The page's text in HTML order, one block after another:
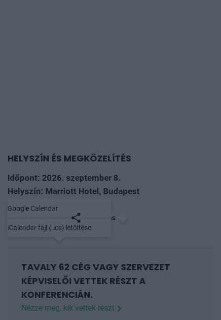
HELYSZÍN ÉS MEGKÖZELÍTÉS
Időpont: 2026. szeptember 8.
Helyszín: Marriott Hotel, Budapest
Google Calendar
iCalendar fájl (.ics) letöltése
Megosztás
TAVALY 62 CÉG VAGY SZERVEZET
KÉPVISELŐI VETTEK RÉSZT A
KONFERENCIÁN.
Nézze meg, kik vettek részt